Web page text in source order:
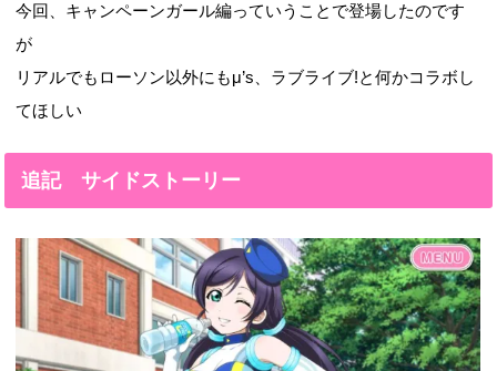
今回、キャンペーンガール編っていうことで登場したのです
が
リアルでもローソン以外にもμ’s、ラブライブ!と何かコラボし
てほしい
追記 サイドストーリー